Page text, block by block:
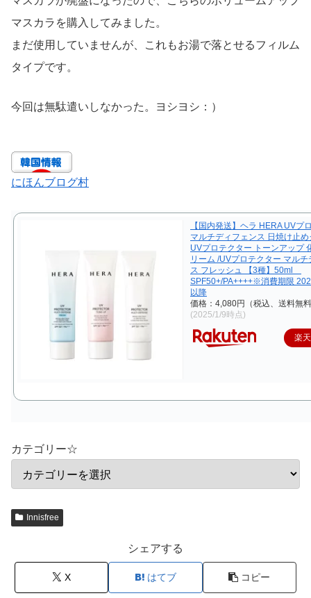
マスカラを購入してみました。
まだ使用していませんが、これもお湯で落とせるフィルム
タイプです。
今回は無駄遣いしなかった。ヨシヨシ：）
にほんブログ村
【国内発送】ヘラ HERA UVプ
マルチディフェンス 日焼け止め
UVプロテクター トーンアップ
リーム /UVプロテクター マルチ
ス フレッシュ 【3種】50ml
SPF50+/PA++++※消費期限
以降
価格：4,080円（税込、送料無
(2025/1/9時点)
楽
カテゴリー☆
Innisfree
シェアする
X はてブ コピー